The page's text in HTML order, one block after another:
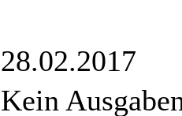
28.02.2017
Kein